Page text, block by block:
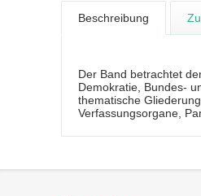
Beschreibung
Der Band betrachtet
Demokratie, Bundes-
thematische
Verfassungsorgane,